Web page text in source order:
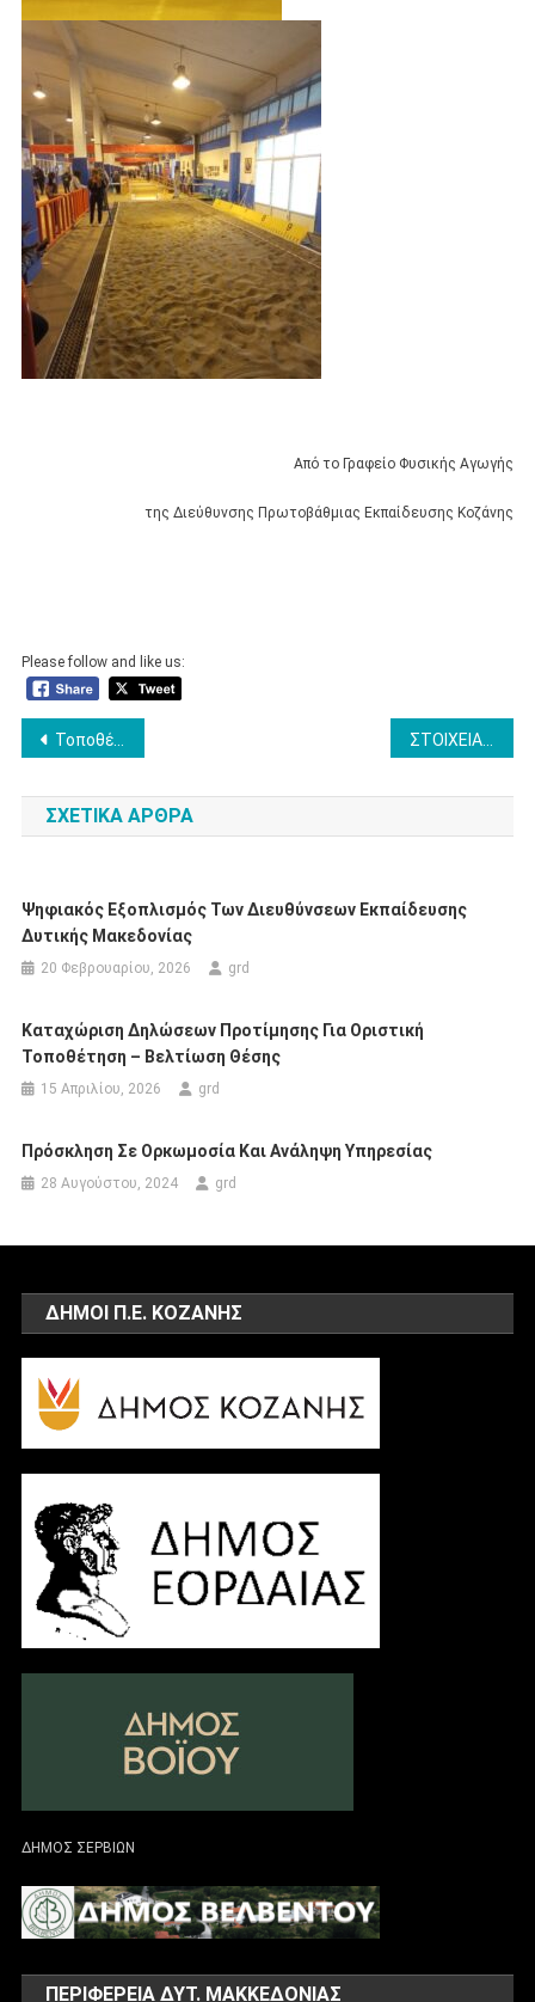
Από το Γραφείο Φυσικής Αγωγής
της Διεύθυνσης Πρωτοβάθμιας Εκπαίδευσης Κοζάνης
Please follow and like us:
Πλοήγηση
άρθρων
Τοποθέτηση αναπληρωτών Γ’ φάση ΣΤΟΙΧΕΙΑ ΕΚΤΕΛΕΣΗΣ ΠΡΟΫΠΟΛΟΓΙΣΜΟΥ Π.Ε. ΚΟΖΑΝΗΣ (ΦΟΡΕΑΣ 90-31 / 181 ) ΠΕΡΙΟΔΟΣ: ΟΚΤΩΒΡΙΟΣ 2025
ΣΧΕΤΙΚΆ ΆΡΘΡΑ
Ψηφιακός Εξοπλισμός Των Διευθύνσεων Εκπαίδευσης
Δυτικής Μακεδονίας
20 Φεβρουαρίου, 2026 grd
Καταχώριση Δηλώσεων Προτίμησης Για Οριστική
Τοποθέτηση – Βελτίωση Θέσης
15 Απριλίου, 2026 grd
Πρόσκληση Σε Ορκωμοσία Και Ανάληψη Υπηρεσίας
28 Αυγούστου, 2024 grd
ΔΗΜΟΙ Π.Ε. ΚΟΖΑΝΗΣ
ΔΗΜΟΣ ΣΕΡΒΙΩΝ
ΠΕΡΙΦΕΡΕΙΑ ΔΥΤ. ΜΑΚΚΕΔΟΝΙΑΣ